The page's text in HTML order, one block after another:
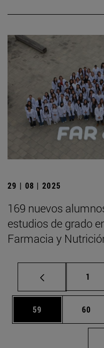
29 | 08 | 2025
169 nuevos
estudios de grado
Farmacia y
1
Página
59 Página
60